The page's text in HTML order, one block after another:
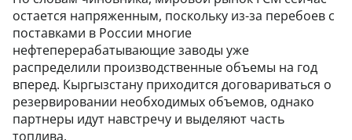
остается напряженным, поскольку из-за перебоев с
поставками в России многие
нефтеперерабатывающие заводы уже
распределили производственные объемы на год
вперед. Кыргызстану приходится договариваться о
резервировании необходимых объемов, однако
партнеры идут навстречу и выделяют часть
топлива.